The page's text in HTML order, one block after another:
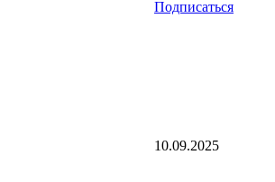
Подписаться
10.09.2025